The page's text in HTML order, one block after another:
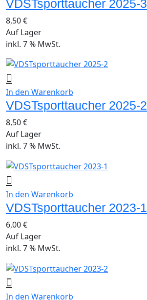
VDSTsporttaucher 2025-3
8,50€
Auf Lager
inkl. 7 % MwSt.
In den Warenkorb
VDSTsporttaucher 2025-2
8,50€
Auf Lager
inkl. 7 % MwSt.
In den Warenkorb
VDSTsporttaucher 2023-1
6,00€
Auf Lager
inkl. 7 % MwSt.
In den Warenkorb